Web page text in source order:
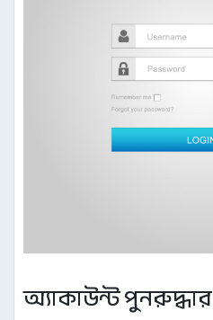
অ্যাকাউন্ট পুনরুদ্ধার